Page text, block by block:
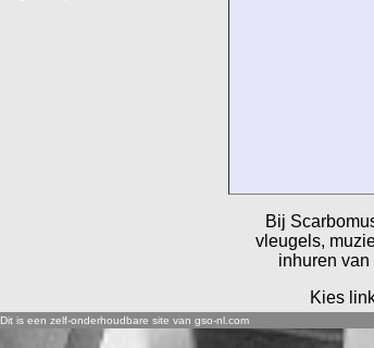
Bij
vleugels,
inhuren
Kies
Dit is een zelf-onderhoudbare site van gso-nl.com